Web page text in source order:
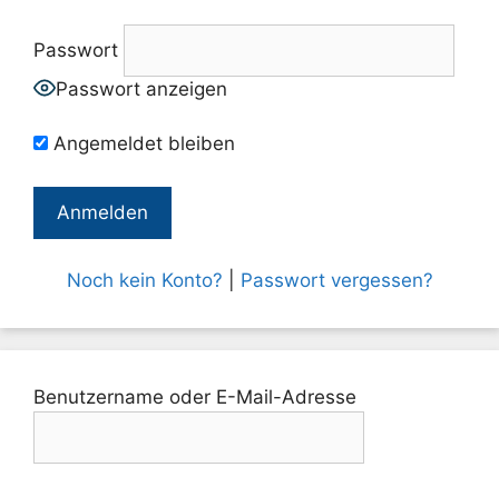
Passwort
Passwort anzeigen
Angemeldet bleiben
Noch kein Konto? Passwort vergessen?
Benutzername oder E-Mail-Adresse